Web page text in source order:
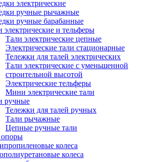
электрические
ручные рычажные
ручные барабанные
электрические и тельферы
Тали электрические цепные
Электрические тали стационарные
Тележки для талей электрических
Тали электрические с уменьшенной
строительной высотой
Электрические тельферы
Мини электрические тали
ручные
Тележки для талей ручных
Тали рычажные
Цепные ручные тали
колеса
колеса